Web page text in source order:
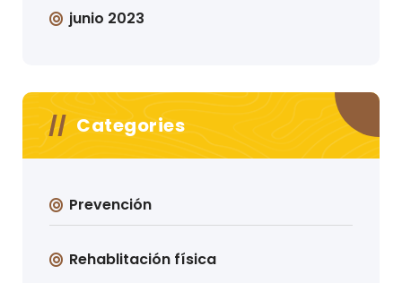
junio 2023
Categories
Prevención
Rehablitación física